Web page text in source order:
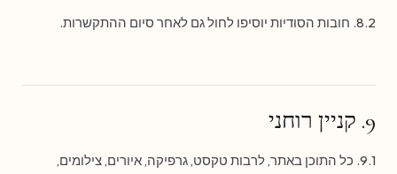
8.2. חובות הסודיות יוסיפו לחול גם לאחר סיום ההתקשרות.
9. קניין רוחני
9.1. כל התוכן באתר, לרבות טקסט, גרפיקה, איורים, צילומים,